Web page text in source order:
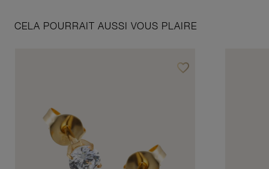
CELA POURRAIT AUSSI VOUS PLAIRE
favorite_borderAjouter à vos favoris